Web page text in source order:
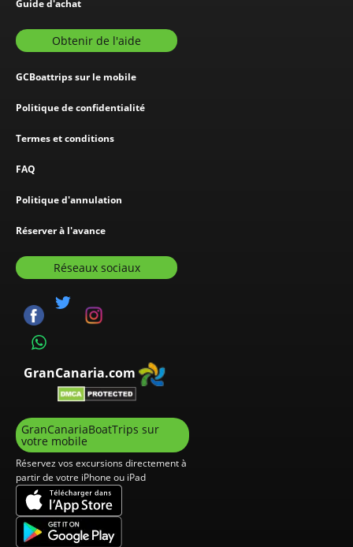
Guide d'achat
Obtenir de l'aide
GCBoattrips sur le mobile
Politique de confidentialité
Termes et conditions
FAQ
Politique d'annulation
Réserver à l'avance
Réseaux sociaux
GranCanaria.com
GranCanariaBoatTrips sur
votre mobile
Réservez vos excursions directement à
partir de votre iPhone ou iPad